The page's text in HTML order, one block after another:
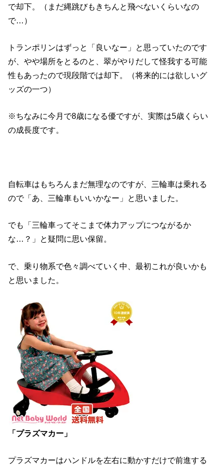
で却下。（まだ縄跳びもきちんと飛べないくらいなの
で…）
トランポリンはずっと「良いなー」と思っていたのです
が、やや場所をとるのと、翠がやりだして怪我する可能
性もあったので現段階では却下。（将来的には欲しいグ
ッズの一つ）
※ちなみに今月で8歳になる優ですが、実際は5歳くらい
の成長度です。
自転車はもちろんまだ無理なのですが、三輪車は乗れる
ので「あ、三輪車もいいかなー」と思いました。
でも「三輪車ってそこまで体力アップにつながるか
な…？」と疑問に思い保留。
で、乗り物系で色々調べていく中、最初これが良いかも
と思いました。
「プラズマカー」
プラズマカーはハンドルを左右に動かすだけで前進する